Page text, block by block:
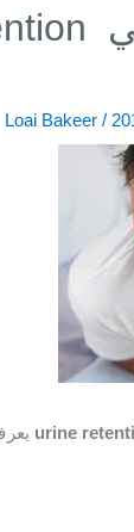
Loai Bakeer/
urine